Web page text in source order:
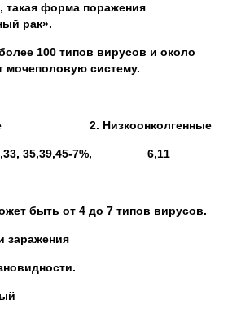
такая форма поражения
рак».
100 типов вирусов и около
мочеполовую систему.
2. Низкоонколгенные
31,33, 35,39,45-7%, 6,11
быть от 4 до 7 типов вирусов.